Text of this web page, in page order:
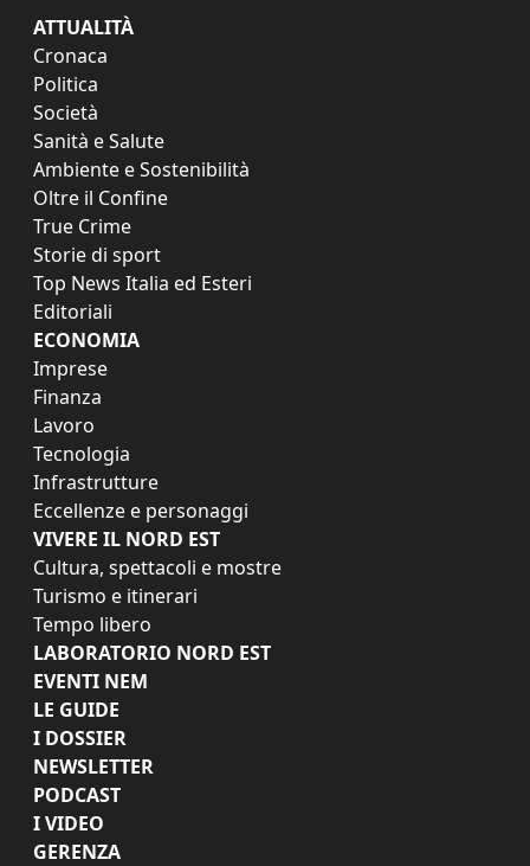
ATTUALITÀ
Cronaca
Politica
Società
Sanità e Salute
Ambiente e Sostenibilità
Oltre il Confine
True Crime
Storie di sport
Top News Italia ed Esteri
Editoriali
ECONOMIA
Imprese
Finanza
Lavoro
Tecnologia
Infrastrutture
Eccellenze e personaggi
VIVERE IL NORD EST
Cultura, spettacoli e mostre
Turismo e itinerari
Tempo libero
LABORATORIO NORD EST
EVENTI NEM
LE GUIDE
I DOSSIER
NEWSLETTER
PODCAST
I VIDEO
GERENZA